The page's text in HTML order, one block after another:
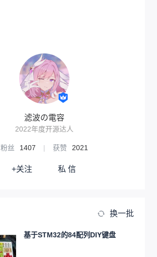
滤波の電容
2022年度开源达人
粉丝 1407 | 获赞 2021
+关注 私 信
换一批
基于STM32的84配列DIY键盘